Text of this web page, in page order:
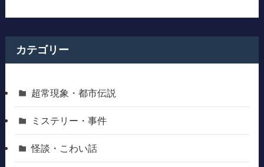
カテゴリー
超常現象・都市伝説
ミステリー・事件
怪談・こわい話